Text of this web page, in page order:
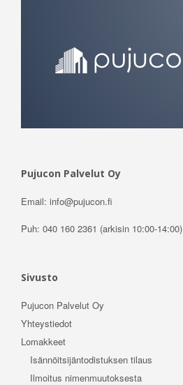
Pujucon Palvelut Oy
Email: info@pujucon.fi
Puh: 040 160 2361 (arkisin 10:00-14:00)
Sivusto
Pujucon Palvelut Oy
Yhteystiedot
Lomakkeet
Isännöitsijäntodistuksen tilaus
Ilmoitus nimenmuutoksesta